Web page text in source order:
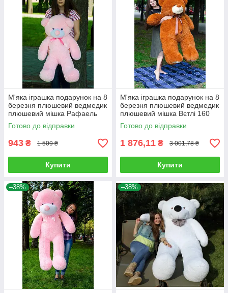
М'яка іграшка подарунок на 8
березня плюшевий ведмедик
плюшевий мішка Рафаель
100 см Рожевий
Готово до відправки
943 ₴ 1 509 ₴
Купити
М'яка іграшка подарунок на 8
березня плюшевий ведмедик
плюшевий мішка Вєтлі 160
см Карамельний
Готово до відправки
1 876,11 ₴ 3 001,78 ₴
Купити
–38% –38%